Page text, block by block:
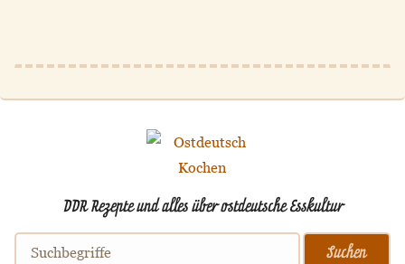
DDR Rezepte und alles über ostdeutsche Esskultur